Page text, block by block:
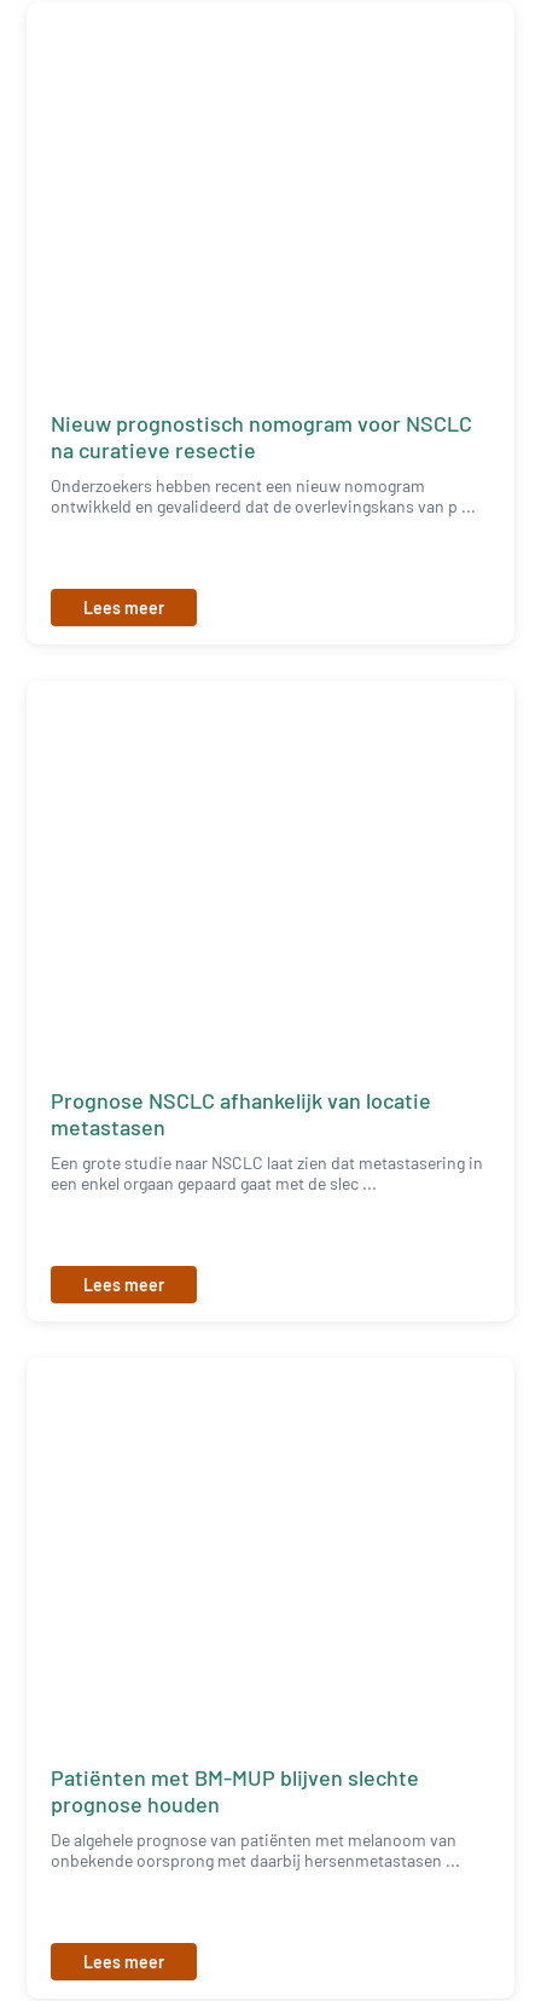
Nieuw prognostisch nomogram voor NSCLC
na curatieve resectie
Onderzoekers hebben recent een nieuw nomogram
ontwikkeld en gevalideerd dat de overlevingskans van p ...
Lees meer
Prognose NSCLC afhankelijk van locatie
metastasen
Een grote studie naar NSCLC laat zien dat metastasering in
een enkel orgaan gepaard gaat met de slec ...
Lees meer
Patiënten met BM-MUP blijven slechte
prognose houden
De algehele prognose van patiënten met melanoom van
onbekende oorsprong met daarbij hersenmetastasen ...
Lees meer